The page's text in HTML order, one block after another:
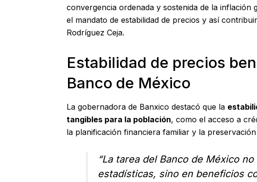
convergencia ordenada y sostenida de la
el mandato de estabilidad de precios y así
Rodríguez Ceja.
Estabilidad de precios
Banco de México
La gobernadora de Banxico destacó que la
tangibles para la población, como el acceso a
la planificación financiera familiar y la
“La tarea del Banco de México
estadísticas, sino en beneficios